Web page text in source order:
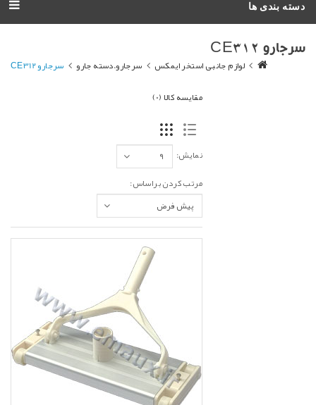
دسته بندی ها
سرجارو CE312
لوازم جانبی استخر ایمکس سرجارو.دسته جارو
سرجارو CE312
مقایسه کالا (0)
نمایش:
مرتب کردن براساس: